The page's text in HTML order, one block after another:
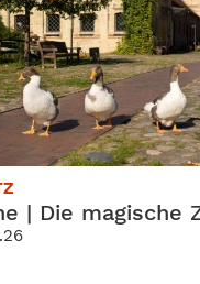
| Die magische